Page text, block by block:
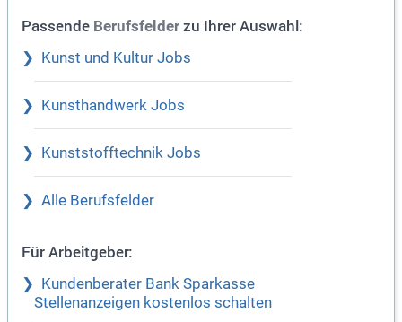
Passende Berufsfelder zu Ihrer Auswahl:
Kunst und Kultur Jobs
Kunsthandwerk Jobs
Kunststofftechnik Jobs
Alle Berufsfelder
Für Arbeitgeber:
Kundenberater Bank Sparkasse
Stellenanzeigen kostenlos schalten